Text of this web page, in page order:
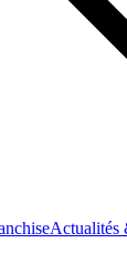
Actualités